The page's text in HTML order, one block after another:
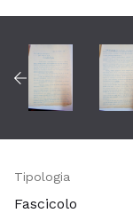
Tipologia
Fascicolo